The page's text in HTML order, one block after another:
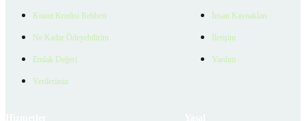
Konut Kredisi Rehberi
Ne Kadar Ödeyebilirim
Emlak Değeri
Verilerimiz
İnsan Kaynakları
İletişim
Yardım